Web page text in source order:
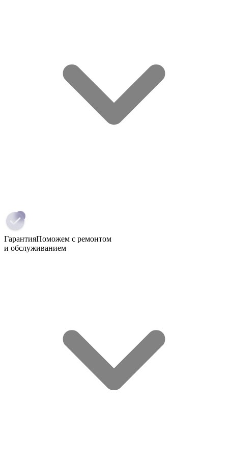
ГарантияПоможем с ремонтом
и обслуживанием